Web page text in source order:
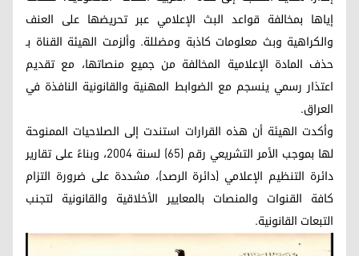
إياها بمخالفة قواعد البث الإعلامي عبر تحريضها على العنف
والكراهية وبث معلومات كاذبة ومضللة. وألزمت الهيئة القناة بـ
حذف المادة الإعلامية المخالفة من جميع منصاتها، مع تقديم
اعتذار رسمي ينسجم مع الضوابط المهنية والقانونية النافذة في
العراق.
وأكدت الهيئة أن هذه القرارات استندت إلى الصلاحيات الممنوحة
لها بموجب الأمر التشريعي رقم (65) لسنة 2004، وبناءً على تقارير
دائرة التنظيم الإعلامي (دائرة الرصد)، مشددة على ضرورة التزام
كافة القنوات والمنصات بالمعايير الأخلاقية والقانونية لتجنب
التبعات القانونية.